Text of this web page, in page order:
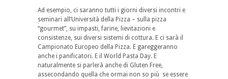
Ad esempio, ci saranno tutti i giorni diversi incontri e
seminari all’Università della Pizza – sulla pizza
“gourmet”, su impasti, farine, lievitazioni e
consistenze, sui diversi sistemi di cottura. E ci sarà il
Campionato Europeo della Pizza. E gareggeranno
anche i panificatori. E il World Pasta Day. E
naturalmente si parlerà anche di Gluten Free,
assecondando quella che ormai non so più se essere